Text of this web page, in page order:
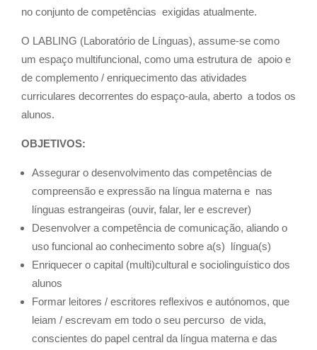
no conjunto de competências exigidas atualmente.
O LABLING (Laboratório de Línguas), assume-se como
um espaço multifuncional, como uma estrutura de apoio e
de complemento / enriquecimento das atividades
curriculares decorrentes do espaço-aula, aberto a todos os
alunos.
OBJETIVOS:
Assegurar o desenvolvimento das competências de
compreensão e expressão na língua materna e nas
línguas estrangeiras (ouvir, falar, ler e escrever)
Desenvolver a competência de comunicação, aliando o
uso funcional ao conhecimento sobre a(s) língua(s)
Enriquecer o capital (multi)cultural e sociolinguístico dos
alunos
Formar leitores / escritores reflexivos e autónomos, que
leiam / escrevam em todo o seu percurso de vida,
conscientes do papel central da língua materna e das